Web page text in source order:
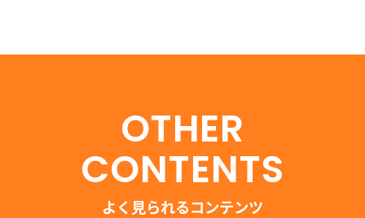
OTHER
CONTENTS
よく見られるコンテンツ